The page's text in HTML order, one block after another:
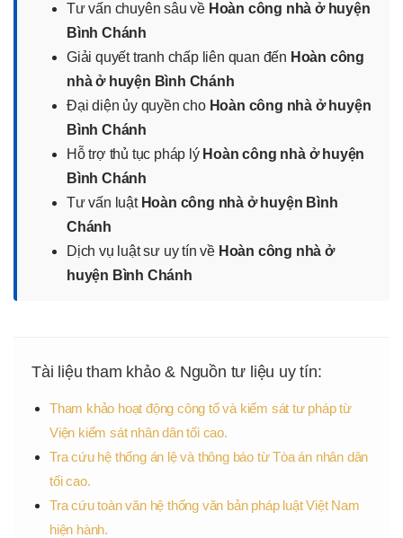
Tư vấn chuyên sâu về Hoàn công nhà ở huyện
Bình Chánh
Giải quyết tranh chấp liên quan đến Hoàn công
nhà ở huyện Bình Chánh
Đại diện ủy quyền cho Hoàn công nhà ở huyện
Bình Chánh
Hỗ trợ thủ tục pháp lý Hoàn công nhà ở huyện
Bình Chánh
Tư vấn luật Hoàn công nhà ở huyện Bình
Chánh
Dịch vụ luật sư uy tín về Hoàn công nhà ở
huyện Bình Chánh
Tài liệu tham khảo & Nguồn tư liệu uy tín:
Tham khảo hoạt động công tố và kiểm sát tư pháp từ
Viện kiểm sát nhân dân tối cao.
Tra cứu hệ thống án lệ và thông báo từ Tòa án nhân dân
tối cao.
Tra cứu toàn văn hệ thống văn bản pháp luật Việt Nam
hiện hành.